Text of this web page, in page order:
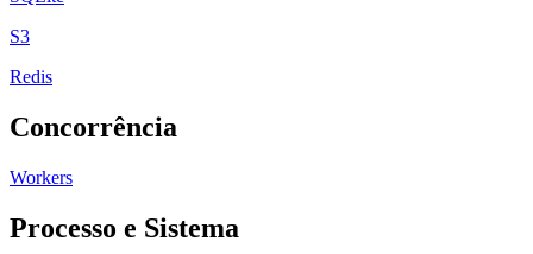
S3
Redis
Concorrência
Workers
Processo e Sistema